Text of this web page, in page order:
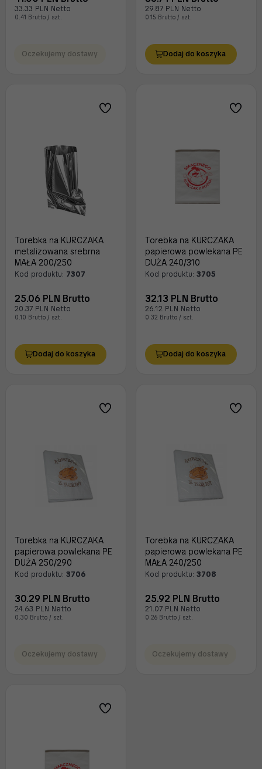
33.33 PLN Netto
0.41 Brutto / szt.
Oczekujemy dostawy
29.87 PLN Netto
0.15 Brutto / szt.
Dodaj do koszyka
Torebka na KURCZAKA
metalizowana srebrna
MAŁA 200/250
Kod produktu: 7307
25.06 PLN Brutto
20.37 PLN Netto
0.10 Brutto / szt.
Dodaj do koszyka
Torebka na KURCZAKA
papierowa powlekana PE
DUŻA 240/310
Kod produktu: 3705
32.13 PLN Brutto
26.12 PLN Netto
0.32 Brutto / szt.
Dodaj do koszyka
Torebka na KURCZAKA
papierowa powlekana PE
DUŻA 250/290
Kod produktu: 3706
30.29 PLN Brutto
24.63 PLN Netto
0.30 Brutto / szt.
Oczekujemy dostawy
Torebka na KURCZAKA
papierowa powlekana PE
MAŁA 240/250
Kod produktu: 3708
25.92 PLN Brutto
21.07 PLN Netto
0.26 Brutto / szt.
Oczekujemy dostawy